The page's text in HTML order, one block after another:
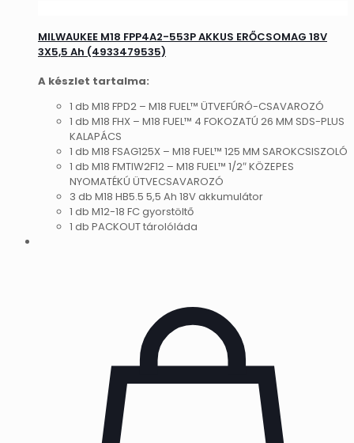
MILWAUKEE M18 FPP4A2-553P AKKUS ERŐCSOMAG 18V
3X5,5 Ah (4933479535)
A készlet tartalma:
1 db M18 FPD2 – M18 FUEL™ ÜTVEFÚRÓ-CSAVAROZÓ
1 db M18 FHX – M18 FUEL™ 4 FOKOZATÚ 26 MM SDS-PLUS
KALAPÁCS
1 db M18 FSAG125X – M18 FUEL™ 125 MM SAROKCSISZOLÓ
1 db M18 FMTIW2F12 – M18 FUEL™ 1/2″ KÖZEPES
NYOMATÉKÚ ÜTVECSAVAROZÓ
3 db M18 HB5.5 5,5 Ah 18V akkumulátor
1 db M12-18 FC gyorstöltő
1 db PACKOUT tárolóláda